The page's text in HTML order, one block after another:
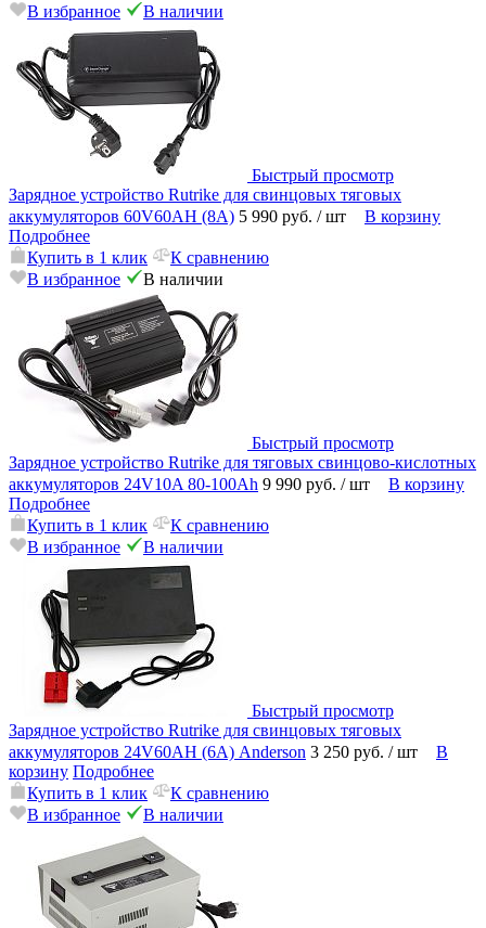
В избранное
В наличии
Быстрый просмотр
Зарядное устройство Rutrike для свинцовых тяговых
аккумуляторов 60V60AН (8A) 5 990 руб. / шт
В корзину
Подробнее
Купить в 1 клик
К сравнению
В избранное
В наличии
Быстрый просмотр
Зарядное устройство Rutrike для тяговых свинцово-кислотных
аккумуляторов 24V10A 80-100Ah 9 990 руб. / шт
В корзину
Подробнее
Купить в 1 клик
К сравнению
В избранное
В наличии
Быстрый просмотр
Зарядное устройство Rutrike для свинцовых тяговых
аккумуляторов 24V60AН (6A) Anderson 3 250 руб. / шт
В
корзину Подробнее
Купить в 1 клик
К сравнению
В избранное
В наличии